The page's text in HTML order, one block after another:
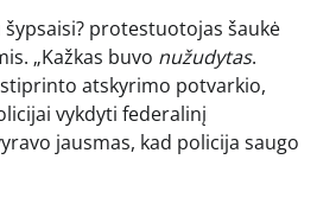
šypsaisi? protestuotojas šaukė
„Kažkas buvo nužudytas.
atskyrimo potvarkio,
vykdyti federalinį
jausmas, kad policija saugo